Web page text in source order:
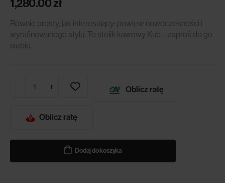
1,280.00zł
Równie prosty, jak interesujący: powiew nowoczesności i
wyrafinowanego stylu. To stolik kawowy Kub – zaproś do go
siebie.
Oblicz ratę
Oblicz ratę
Dodaj do koszyka